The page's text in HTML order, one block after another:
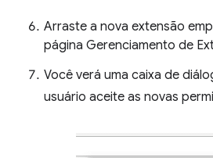
Arraste a nova extensão
página Gerenciamento de
Você verá uma caixa de
usuário aceite as novas